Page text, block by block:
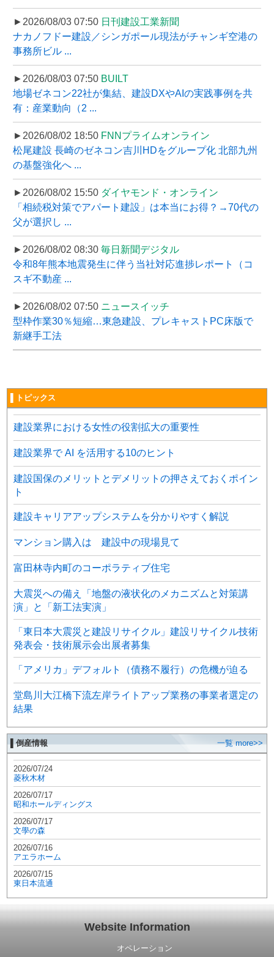
►2026/08/03 07:50 日刊建設工業新聞
ナカノフドー建設／シンガポール現法がチャンギ空港の
事務所ビル ...
►2026/08/03 07:50 BUILT
地場ゼネコン22社が集結、建設DXやAIの実践事例を共
有：産業動向（2 ...
►2026/08/02 18:50 FNNプライムオンライン
松尾建設 長崎のゼネコン吉川HDをグループ化 北部九州
の基盤強化へ ...
►2026/08/02 15:50 ダイヤモンド・オンライン
「相続税対策でアパート建設」は本当にお得？→70代の
父が選択し ...
►2026/08/02 08:30 毎日新聞デジタル
令和8年熊本地震発生に伴う当社対応進捗レポート（コ
スギ不動産 ...
►2026/08/02 07:50 ニュースイッチ
型枠作業30％短縮…東急建設、プレキャストPC床版で
新継手工法
▌トピックス
建設業界における女性の役割拡大の重要性
建設業界で AI を活用する10のヒント
建設国保のメリットとデメリットの押さえておくポイン
ト
建設キャリアアップシステムを分かりやすく解説
マンション購入は 建設中の現場見て
富田林寺内町のコーポラティブ住宅
大震災への備え「地盤の液状化のメカニズムと対策講
演」と「新工法実演」
「東日本大震災と建設リサイクル」建設リサイクル技術
発表会・技術展示会出展者募集
「アメリカ」デフォルト（債務不履行）の危機が迫る
堂島川大江橋下流左岸ライトアップ業務の事業者選定の
結果
▌倒産情報 一覧 more>>
2026/07/24
菱秋木材
2026/07/17
昭和ホールディングス
2026/07/17
文學の森
2026/07/16
アエラホーム
2026/07/15
東日本流通
Website Information
オペレーション